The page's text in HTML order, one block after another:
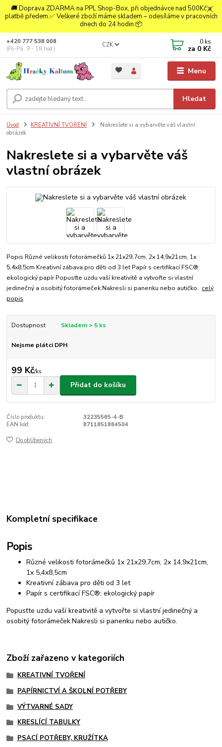
🚚 Doprava ZDARMA na PPL Shop-Box, při objednávce nad 500Kč a
platbě předem.✅ Veškeré zboží máme skladem – odesíláme v pracovních
dnech do 24 hodin.📦
Menu
CZK
Hledat
+420 777 538 008
(Po-Pá, 9 - 18 hod.)
0 ks
za 0 Kč
Úvod KREATIVNÍ TVOŘENÍ
Nakreslete si a vybarvěte váš vlastní
obrázek
Nakreslete si a vybarvěte váš
vlastní obrázek
Popis Různé velikosti fotorámečků 1x 21x29,7cm, 2x 14,9x21cm, 1x
5,4x8,5cm Kreativní zábava pro děti od 3 let Papír s certifikací FSC®:
ekologický papír Popusťte uzdu vaší kreativitě a vytvořte si vlastní
jedinečný a osobitý fotorámeček.Nakresli si panenku nebo autičko. celý
popis
Dostupnost Skladem > 5 ks
Nejsme plátci DPH
99 Kč/ks
Přidat do košíku
Číslo produktu:
32235565-4-B
EAN kód:
8711851884504
Do oblíbených
Kompletní specifikace
Popis
Různé velikosti fotorámečků 1x 21x29,7cm, 2x 14,9x21cm,
1x 5,4x8,5cm
Kreativní zábava pro děti od 3 let
Papír s certifikací FSC®: ekologický papír
Popusťte uzdu vaší kreativitě a vytvořte si vlastní jedinečný a
osobitý fotorámeček.Nakresli si panenku nebo autičko.
Zboží zařazeno v kategoriích
KREATIVNÍ TVOŘENÍ
PAPÍRNICTVÍ A ŠKOLNÍ POTŘEBY
VÝTVARNÉ SADY
KRESLÍCÍ TABULKY
PSACÍ POTŘEBY, KRUŽÍTKA